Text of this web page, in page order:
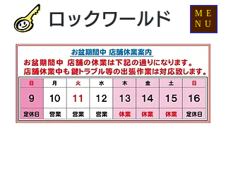
ロックワールド
ME
NU